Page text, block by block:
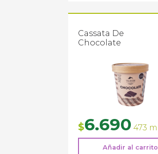
Cassata De
Chocolate
$6.690 473 ml
Añadir al carrito